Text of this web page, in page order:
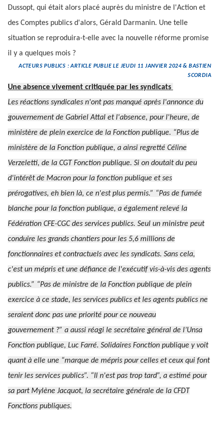
Dussopt, qui était alors placé auprès du ministre de l'Action et
des Comptes publics d'alors, Gérald Darmanin. Une telle
situation se reproduira-t-elle avec la nouvelle réforme promise
il y a quelques mois ?
ACTEURS PUBLICS : ARTICLE PUBLIE LE JEUDI 11 JANVIER 2024 & BASTIEN
SCORDIA
Une absence vivement critiquée par les syndicats
Les réactions syndicales n'ont pas manqué après l'annonce du
gouvernement de Gabriel Attal et l'absence, pour l'heure, de
ministère de plein exercice de la Fonction publique. “Plus de
ministère de la Fonction publique, a ainsi regretté Céline
Verzeletti, de la CGT Fonction publique. Si on doutait du peu
d'intérêt de Macron pour la fonction publique et ses
prérogatives, eh bien là, ce n'est plus permis.” “Pas de fumée
blanche pour la fonction publique, a également relevé la
Fédération CFE-CGC des services publics. Seul un ministre peut
conduire les grands chantiers pour les 5,6 millions de
fonctionnaires et contractuels avec les syndicats. Sans cela,
c'est un mépris et une défiance de l'exécutif vis-à-vis des agents
publics.” “Pas de ministre de la Fonction publique de plein
exercice à ce stade, les services publics et les agents publics ne
seraient donc pas une priorité pour ce nouveau
gouvernement ?” a aussi réagi le secrétaire général de l’Unsa
Fonction publique, Luc Farré. Solidaires Fonction publique y voit
quant à elle une “marque de mépris pour celles et ceux qui font
tenir les services publics”. “Il n'est pas trop tard”, a estimé pour
sa part Mylène Jacquot, la secrétaire générale de la CFDT
Fonctions publiques.